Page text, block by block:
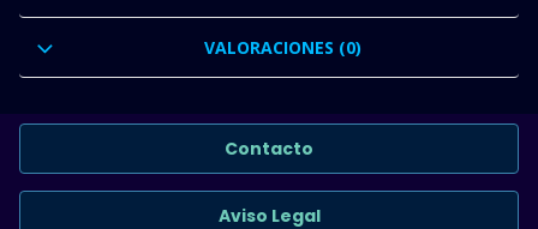
VALORACIONES (0)
Contacto
Aviso Legal